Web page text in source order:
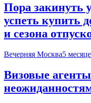
Пора закинуть
успеть купить
и сезона
Вечерняя Москва5
Визовые